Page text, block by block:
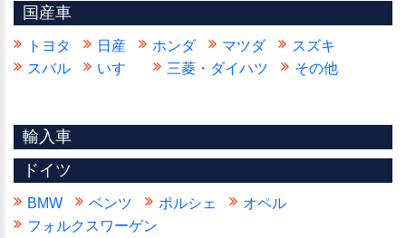
国産車
トヨタ 日産 ホンダ マツダ
スズキ
スバル
いすゞ 三菱・ダイハツ その他
輸入車
ドイツ
BMW ベンツ ポルシェ
オペル
フォルクスワーゲン